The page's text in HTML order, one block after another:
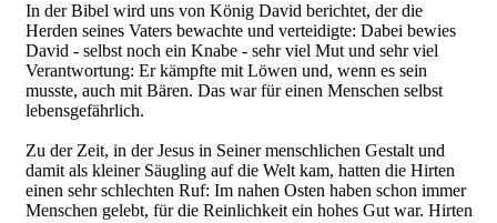
In der Bibel wird uns von König David berichtet, der die
Herden seines Vaters bewachte und verteidigte: Dabei bewies
David - selbst noch ein Knabe - sehr viel Mut und sehr viel
Verantwortung: Er kämpfte mit Löwen und, wenn es sein
musste, auch mit Bären. Das war für einen Menschen selbst
lebensgefährlich.
Zu der Zeit, in der Jesus in Seiner menschlichen Gestalt und
damit als kleiner Säugling auf die Welt kam, hatten die Hirten
einen sehr schlechten Ruf: Im nahen Osten haben schon immer
Menschen gelebt, für die Reinlichkeit ein hohes Gut war. Hirten